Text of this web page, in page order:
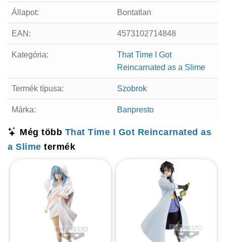
Állapot: Bontatlan
EAN: 4573102714848
Kategória:
That Time I Got
Reincarnated as a Slime
Termék típusa: Szobrok
Márka: Banpresto
Még több That Time I Got Reincarnated as
a Slime termék